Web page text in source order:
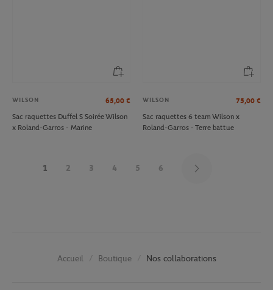
WILSON 65,00 €
Sac raquettes Duffel S Soirée Wilson
x Roland-Garros - Marine
WILSON 75,00 €
Sac raquettes 6 team Wilson x
Roland-Garros - Terre battue
1 2 3 4 5 6
Accueil Boutique Nos collaborations